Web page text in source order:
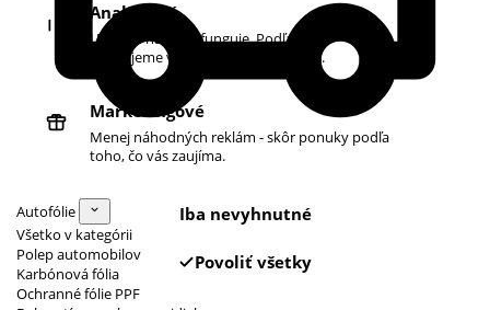
Autofólie
Všetko v kategórii
Polep automobilov
Karbónová fólia
Ochranné fólie PPF
Analytické
Ukazujú nám, čo funguje. Podľa toho
zlepšujeme vyhľadávanie aj ponuku.
Marketingové
Menej náhodných reklám - skôr ponuky podľa
toho, čo vás zaujíma.
Iba nevyhnutné
Povoliť všetky